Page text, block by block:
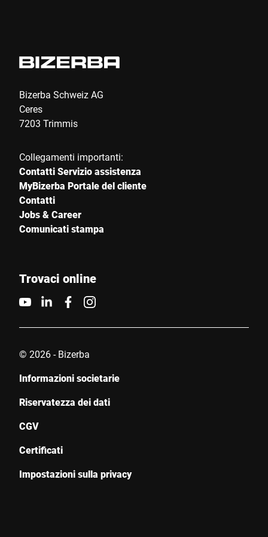
Bizerba Schweiz AG
Ceres
7203 Trimmis
Collegamenti importanti:
Contatti Servizio assistenza
MyBizerba Portale del cliente
Contatti
Jobs & Career
Comunicati stampa
Trovaci online
© 2026 - Bizerba
Informazioni societarie
Riservatezza dei dati
CGV
Certificati
Impostazioni sulla privacy